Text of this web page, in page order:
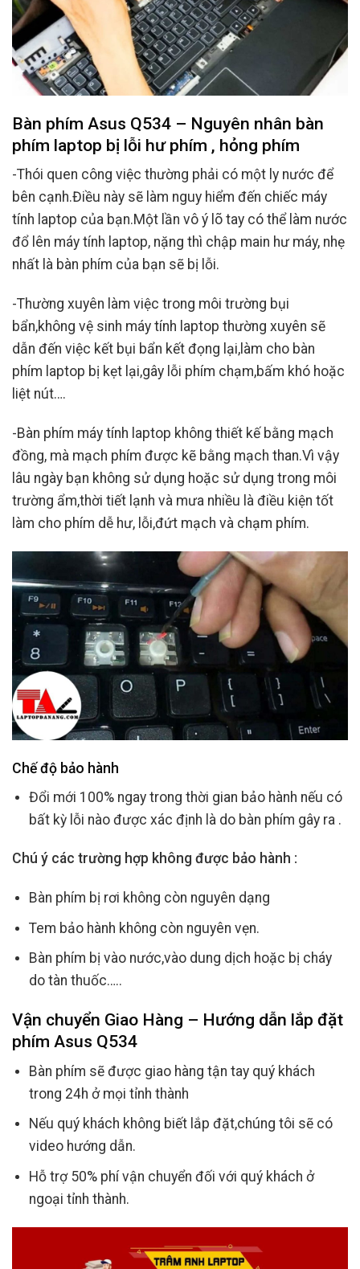
Bàn phím Asus Q534 – Nguyên nhân bàn
phím laptop bị lỗi hư phím , hỏng phím
-Thói quen công việc thường phải có một ly nước để
bên cạnh.Điều này sẽ làm nguy hiểm đến chiếc máy
tính laptop của bạn.Một lần vô ý lõ tay có thể làm nước
đổ lên máy tính laptop, nặng thì chập main hư máy, nhẹ
nhất là bàn phím của bạn sẽ bị lỗi.
-Thường xuyên làm việc trong môi trường bụi
bẩn,không vệ sinh máy tính laptop thường xuyên sẽ
dẫn đến việc kết bụi bẩn kết đọng lại,làm cho bàn
phím laptop bị kẹt lại,gây lỗi phím chạm,bấm khó hoặc
liệt nút….
-Bàn phím máy tính laptop không thiết kế bằng mạch
đồng, mà mạch phím được kẽ bằng mạch than.Vì vậy
lâu ngày bạn không sử dụng hoặc sử dụng trong môi
trường ẩm,thời tiết lạnh và mưa nhiều là điều kiện tốt
làm cho phím dễ hư, lỗi,đứt mạch và chạm phím.
Chế độ bảo hành
Đổi mới 100% ngay trong thời gian bảo hành nếu có
bất kỳ lỗi nào được xác định là do bàn phím gây ra .
Chú ý các trường hợp không được bảo hành :
Bàn phím bị rơi không còn nguyên dạng
Tem bảo hành không còn nguyên vẹn.
Bàn phím bị vào nước,vào dung dịch hoặc bị cháy
do tàn thuốc…..
Vận chuyển Giao Hàng – Hướng dẫn lắp đặt
phím Asus Q534
Bàn phím sẽ được giao hàng tận tay quý khách
trong 24h ở mọi tỉnh thành
Nếu quý khách không biết lắp đặt,chúng tôi sẽ có
video hướng dẫn.
Hỗ trợ 50% phí vận chuyển đối với quý khách ở
ngoại tỉnh thành.